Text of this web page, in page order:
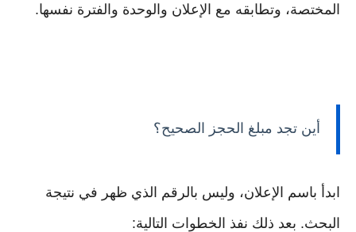
المختصة، وتطابقه مع الإعلان والوحدة والفترة نفسها.
أين تجد مبلغ الحجز الصحيح؟
ابدأ باسم الإعلان، وليس بالرقم الذي ظهر في نتيجة
البحث. بعد ذلك نفذ الخطوات التالية: